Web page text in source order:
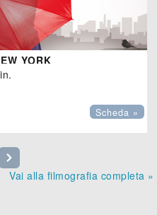
YORK
Scheda »
Vai alla filmografia completa »